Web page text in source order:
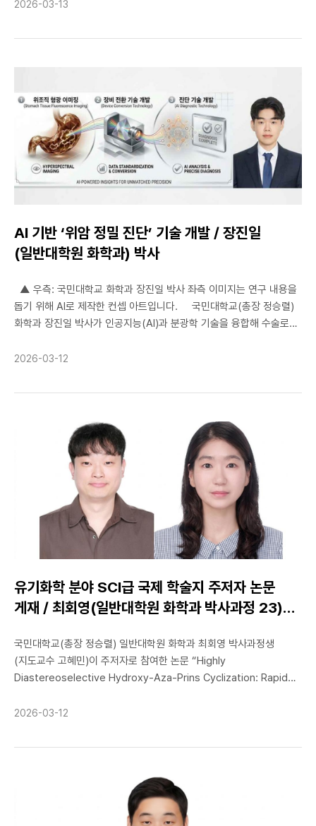
적용할 때 발생할 수 있는 기대와 현실 간의 간극을 체계적으로 분석한
체계 구축에 중요한 시사점을 제공할 것으로 기대된다. 김도형 교수는
있다”며 “이번 연구에서 제안한 MEG 프레임워크는 이러한 간극을
진단하고 단계적 도입 전략을 수립하는 데 활용될 수 있을 것”이라고
밝혔다. 이번 성과는 생성형 AI 기술을 공공 R&D 평가와 정책
의사결정 과정에 체계적으로 적용할 수 있는 분석 프레임워크를
제시했다는 점에서 의미가 있으며, 향후 데이터 기반의 공공 R&D 관리
및 정책 의사결정 체계 구축에 기여할 것으로 기대된다.
using the experience economy and S-O-R model」이
Engineering(JAABE)에 게재됐다. JAABE는 Taylor & Francis에서
이론과 S-O-R 모델을 결합해 하이브리드 서점 이용자의 경험 형성
과정과 참여 메커니즘을 통합적으로 설명하는 분석틀을 제시했다.
연구 결과, 교육적·오락적·일탈적·심미적 경험이 지각된 가치, 만족,
장소애착을 매개로 이용자 참여에 영향을 미친다는 점을 검증했다.
특히 이번 연구는 서점을 둘러싼 소비와 공간 경험을 단순한 이용
행위로 보지 않고, 복합적인 경험 구조와 참여의 관계 속에서
공간디자인 연구를 연결하는 새로운 관점을 제시했으며, 디지털 전환
시대 물리적 공간의 역할을 다시 생각해볼 수 있는 학문적 계기를
마련했다. 이선정 교수는 “시대적 변화나 현상을 민감하게 읽어내고
근거와 설득력을 갖추도록 하는 것은 디자인학 연구자의 중요한
자세”라며 “이번 연구는 디지털 전환이라는 변화 속에서 물리적
서점의 의미를 새롭게 조명하고, 이를 이론과 실증을 통해 설득력 있게
서점이 오늘날 어떤 의미를 가질 수 있는지에 대한 문제의식을
발전시키고, 연구로 구체화해 나가는 과정이 지도교수님의 지도를
2026-03-13
AI 기반 ‘위암 정밀 진단’ 기술 개발 / 장진일
(일반대학원 화학과) 박사
돕기 위해 AI로 제작한 컨셉 아트입니다. 국민대학교(총장 정승렬)
화학과 장진일 박사가 인공지능(AI)과 분광학 기술을 융합해 수술로
개발했다. 위암 진단 현장에서는 암 조직의 경계를 정확히 구분하고
보다 신뢰도 높은 판별 기술의 필요성이 꾸준히 제기돼 왔다. 장
연구진과 공동 연구를 수행했으며, 기존 자가형광 분광법이 겪던 ▲
장비 간 측정값 편차 ▲생체 시료 손상 ▲복잡한 형광 신호 해석의
한계를 극복하기 위한 시스템 통합 및 고도화를 주도했다. ▲ 형광
신호 관련 자료 연구팀은 장 박사가 구현한 스펙트럼 전이 모델을
통해 저성능 장비에서 획득한 데이터를 고성능 장비 수준으로
보정함으로써, 장비 차이에 따른 측정 편차를 줄이고 진단 신뢰도를
높였다. 또한 장 박사는 분석 과정에서 생체 시료가 변형되는 문제를
해결하기 위해 특수 냉각 챔버를 직접 설계·제작해 시료 손상을
효과적으로 차단하는 데 성공했다. 더불어 조직 이미지를 정밀하게
분류하기 위해 딥러닝 모델을 적용함으로써 암 조직과 정상 조직을
구분하는 정확도를 향상시켰다. 공동 연구를 지도한 김형민 교수는
“이번 연구는 장진일 박사의 분석화학에 대한 깊은 이해와 AI 기술의
진단 장비 시스템으로 발전시키고, 임상 적용을 가속화해 나갈
계획”이라고 밝혔다. 이번 연구 성과는 분석화학 분야 세계적 권위
학술지인 ‘Analytical Chemistry’에 3월 4일 자 온라인판으로
2026-03-12
유기화학 분야 SCI급 국제 학술지 주저자 논문
게재 / 최회영(일반대학원 화학과 박사과정 23)
국민대학교(총장 정승렬) 일반대학원 화학과 최회영 박사과정생
(지도교수 고혜민)이 주저자로 참여한 논문 “Highly
Diastereoselective Hydroxy-Aza-Prins Cyclization: Rapid
Oxindoles”가 유기화학 분야 국제학술지 The Journal of Organic
최회영 박사과정생, 고혜민 교수 The Journal of Organic
유기화학 전반의 기초·응용 연구를 폭넓게 다루는 국제학술지로,
새로운 합성 전략과 고도화된 선택성 제어 기법 등 학술적·산업적
파급력이 큰 연구를 지속적으로 게재하고 있다. 이번 연구는 팔라듐
2026-03-12